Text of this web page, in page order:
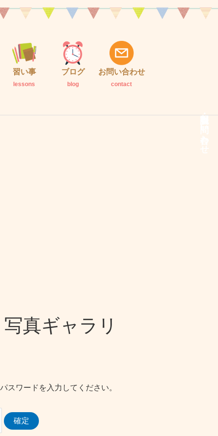
習い事
lessons
ブログ
blog
お問い合わせ
contact
説明会・お問い合わせ
真ギャラリ
スワードを入力してください。